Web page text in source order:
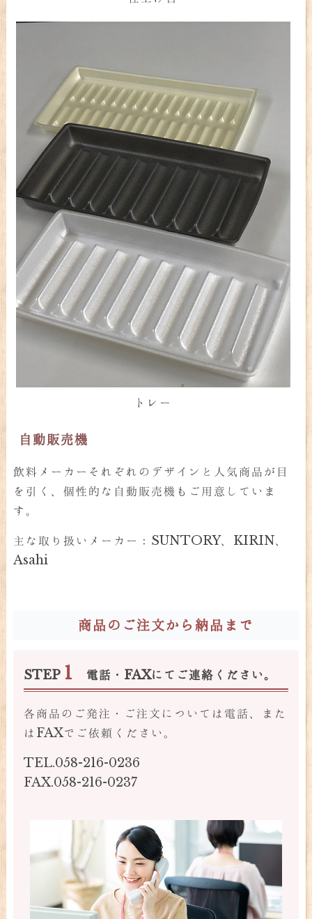
トレー
自動販売機
飲料メーカーそれぞれのデザインと人気商品が目
を引く、個性的な自動販売機もご用意していま
す。
主な取り扱いメーカー：SUNTORY、KIRIN、
Asahi
商品のご注文から納品まで
STEP 1 電話・FAXにてご連絡ください。
各商品のご発注・ご注文については電話、また
はFAXでご依頼ください。
TEL.058-216-0236
FAX.058-216-0237